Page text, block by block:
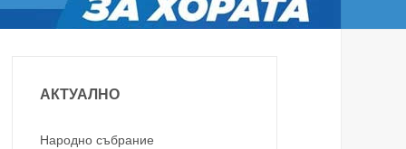
АКТУАЛНО
Народно събрание